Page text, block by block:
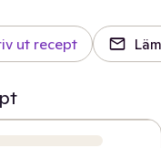
ut recept